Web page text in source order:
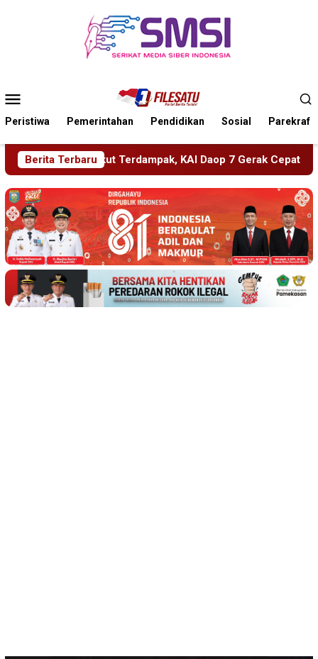
Mobile
Peristiwa Pemerintahan Pendidikan Sosial Parekraf
Berita Terbaru
KAI Daop 7 Gerak Cepat Pulihkan Layanan